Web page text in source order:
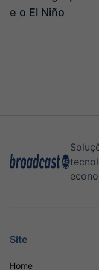
e o El Niño
Site
Home